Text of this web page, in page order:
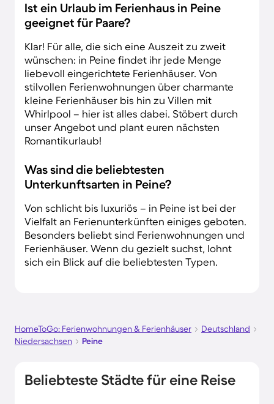
Ist ein Urlaub im Ferienhaus in Peine
geeignet für Paare?
Klar! Für alle, die sich eine Auszeit zu zweit
wünschen: in Peine findet ihr jede Menge
liebevoll eingerichtete Ferienhäuser. Von
stilvollen Ferienwohnungen über charmante
kleine Ferienhäuser bis hin zu Villen mit
Whirlpool – hier ist alles dabei. Stöbert durch
unser Angebot und plant euren nächsten
Romantikurlaub!
Was sind die beliebtesten
Unterkunftsarten in Peine?
Von schlicht bis luxuriös – in Peine ist bei der
Vielfalt an Ferienunterkünften einiges geboten.
Besonders beliebt sind Ferienwohnungen und
Ferienhäuser. Wenn du gezielt suchst, lohnt
sich ein Blick auf die beliebtesten Typen.
HomeToGo: Ferienwohnungen & Ferienhäuser
Deutschland
Niedersachsen
Peine
Beliebteste Städte für eine Reise